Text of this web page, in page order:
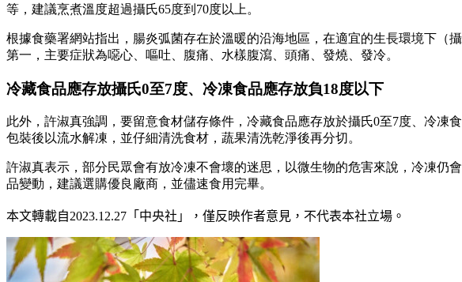
等，建議烹煮溫度超過攝氏65度到70度以上。
根據食藥署網站指出，腸炎弧菌存在於溫暖的沿海地區，在適宜的生長環境下（
第一，主要症狀為噁心、嘔吐、腹痛、水樣腹瀉、頭痛、發燒、發冷。
冷藏食品應存放攝氏0至7度、冷凍食品應存放負18度以下
此外，許淑真強調，要留意食材儲存條件，冷藏食品應存放於攝氏0至7度、冷
包裝後以流水解凍，並仔細清洗食材，蔬果清洗乾淨後再分切。
許淑真表示，部分民眾會有放冷凍不會壞的迷思，以微生物的危害來說，冷凍仍
品變動，建議選購優良廠商，並儘速食用完畢。
本文轉載自2023.12.27 「中央社」 ，僅反映作者意見，不代表本社立場。